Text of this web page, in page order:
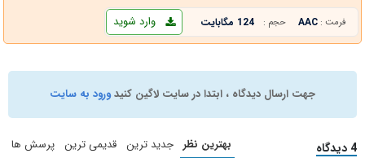
فرمت : AAC حجم : 124 مگابایت وارد شوید
جهت ارسال دیدگاه ، ابتدا در سایت لاگین کنیدورود به سایت
4 دیدگاه بهترین نظر جدید ترین قدیمی ترین پرسش ها